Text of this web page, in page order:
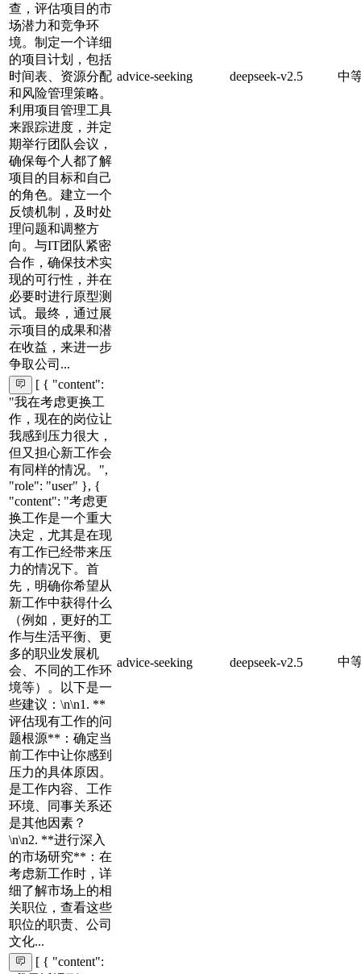
查，评估项目的市
场潜力和竞争环
境。制定一个详细
的项目计划，包括
时间表、资源分配
和风险管理策略。
利用项目管理工具
来跟踪进度，并定
期举行团队会议，
确保每个人都了解
项目的目标和自己
的角色。建立一个
反馈机制，及时处
理问题和调整方
向。与IT团队紧密
合作，确保技术实
现的可行性，并在
必要时进行原型测
试。最终，通过展
示项目的成果和潜
在收益，来进一步
争取公司...
advice-seeking deepseek-v2.5 中
[ { "content":
"我在考虑更换工
作，现在的岗位让
我感到压力很大，
但又担心新工作会
有同样的情况。",
"role": "user" }, {
"content": "考虑更
换工作是一个重大
决定，尤其是在现
有工作已经带来压
力的情况下。首
先，明确你希望从
新工作中获得什么
（例如，更好的工
作与生活平衡、更
多的职业发展机
会、不同的工作环
境等）。以下是一
些建议：\n\n1. **
评估现有工作的问
题根源**：确定当
前工作中让你感到
压力的具体原因。
是工作内容、工作
环境、同事关系还
是其他因素？
\n\n2. **进行深入
的市场研究**：在
考虑新工作时，详
细了解市场上的相
关职位，查看这些
职位的职责、公司
文化...
advice-seeking deepseek-v2.5 中
[ { "content":